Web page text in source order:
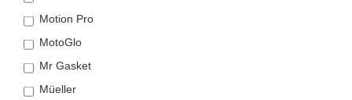
Motion Pro
MotoGlo
Mr Gasket
Müeller